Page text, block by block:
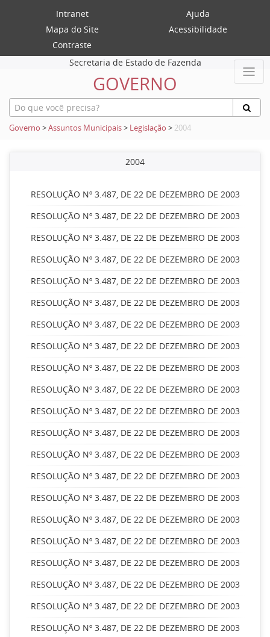
Intranet
Ajuda
Mapa do Site
Acessibilidade
Contraste
Secretaria de Estado de Fazenda
GOVERNO
Governo >Assuntos Municipais> Legislação > 2004
2004
RESOLUÇÃO Nº 3.487, DE 22 DE DEZEMBRO DE 2003
RESOLUÇÃO Nº 3.487, DE 22 DE DEZEMBRO DE 2003
RESOLUÇÃO Nº 3.487, DE 22 DE DEZEMBRO DE 2003
RESOLUÇÃO Nº 3.487, DE 22 DE DEZEMBRO DE 2003
RESOLUÇÃO Nº 3.487, DE 22 DE DEZEMBRO DE 2003
RESOLUÇÃO Nº 3.487, DE 22 DE DEZEMBRO DE 2003
RESOLUÇÃO Nº 3.487, DE 22 DE DEZEMBRO DE 2003
RESOLUÇÃO Nº 3.487, DE 22 DE DEZEMBRO DE 2003
RESOLUÇÃO Nº 3.487, DE 22 DE DEZEMBRO DE 2003
RESOLUÇÃO Nº 3.487, DE 22 DE DEZEMBRO DE 2003
RESOLUÇÃO Nº 3.487, DE 22 DE DEZEMBRO DE 2003
RESOLUÇÃO Nº 3.487, DE 22 DE DEZEMBRO DE 2003
RESOLUÇÃO Nº 3.487, DE 22 DE DEZEMBRO DE 2003
RESOLUÇÃO Nº 3.487, DE 22 DE DEZEMBRO DE 2003
RESOLUÇÃO Nº 3.487, DE 22 DE DEZEMBRO DE 2003
RESOLUÇÃO Nº 3.487, DE 22 DE DEZEMBRO DE 2003
RESOLUÇÃO Nº 3.487, DE 22 DE DEZEMBRO DE 2003
RESOLUÇÃO Nº 3.487, DE 22 DE DEZEMBRO DE 2003
RESOLUÇÃO Nº 3.487, DE 22 DE DEZEMBRO DE 2003
RESOLUÇÃO Nº 3.487, DE 22 DE DEZEMBRO DE 2003
RESOLUÇÃO Nº 3.487, DE 22 DE DEZEMBRO DE 2003